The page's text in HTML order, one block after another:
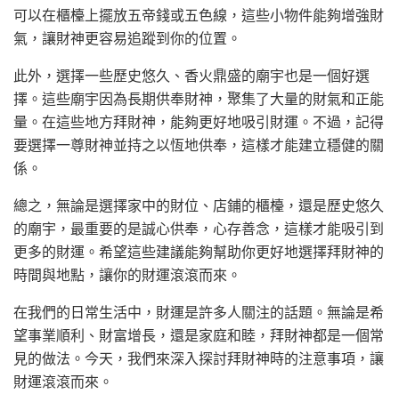
可以在櫃檯上擺放五帝錢或五色線，這些小物件能夠增強財
氣，讓財神更容易追蹤到你的位置。
此外，選擇一些歷史悠久、香火鼎盛的廟宇也是一個好選
擇。這些廟宇因為長期供奉財神，聚集了大量的財氣和正能
量。在這些地方拜財神，能夠更好地吸引財運。不過，記得
要選擇一尊財神並持之以恆地供奉，這樣才能建立穩健的關
係。
總之，無論是選擇家中的財位、店鋪的櫃檯，還是歷史悠久
的廟宇，最重要的是誠心供奉，心存善念，這樣才能吸引到
更多的財運。希望這些建議能夠幫助你更好地選擇拜財神的
時間與地點，讓你的財運滾滾而來。
在我們的日常生活中，財運是許多人關注的話題。無論是希
望事業順利、財富增長，還是家庭和睦，拜財神都是一個常
見的做法。今天，我們來深入探討拜財神時的注意事項，讓
財運滾滾而來。